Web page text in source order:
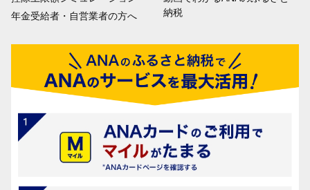
年金受給者・自営業者の方へ
納税